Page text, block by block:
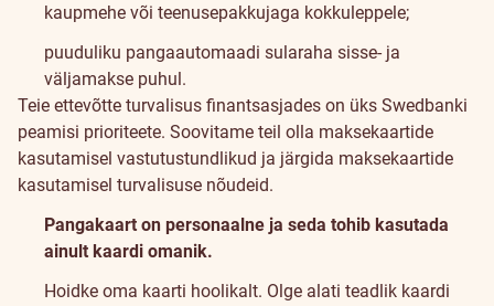
kaupmehe või teenusepakkujaga kokkuleppele;
puuduliku pangaautomaadi sularaha sisse- ja
väljamakse puhul.
Teie ettevõtte turvalisus finantsasjades on üks Swedbanki
peamisi prioriteete. Soovitame teil olla maksekaartide
kasutamisel vastutustundlikud ja järgida maksekaartide
kasutamisel turvalisuse nõudeid.
Pangakaart on personaalne ja seda tohib kasutada
ainult kaardi omanik.
Hoidke oma kaarti hoolikalt. Olge alati teadlik kaardi